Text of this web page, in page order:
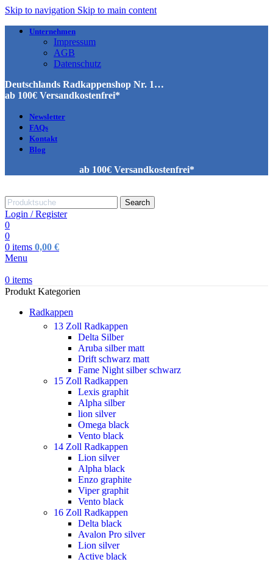
Skip to navigation Skip to main content
Unternehmen
Impressum
AGB
Datenschutz
Deutschlands Radkappenshop Nr. 1…
ab 100€ Versandkostenfrei*
Newsletter
FAQs
Kontakt
Blog
ab 100€ Versandkostenfrei*
Search
Login / Register
0
0
0 items 0,00 €
Menu
0 items
Produkt Kategorien
Radkappen
13 Zoll Radkappen
Delta Silber
Aruba silber matt
Drift schwarz matt
Fame Night silber schwarz
15 Zoll Radkappen
Lexis graphit
Alpha silber
lion silver
Omega black
Vento black
14 Zoll Radkappen
Lion silver
Alpha black
Enzo graphite
Viper graphit
Vento black
16 Zoll Radkappen
Delta black
Avalon Pro silver
Lion silver
Active black